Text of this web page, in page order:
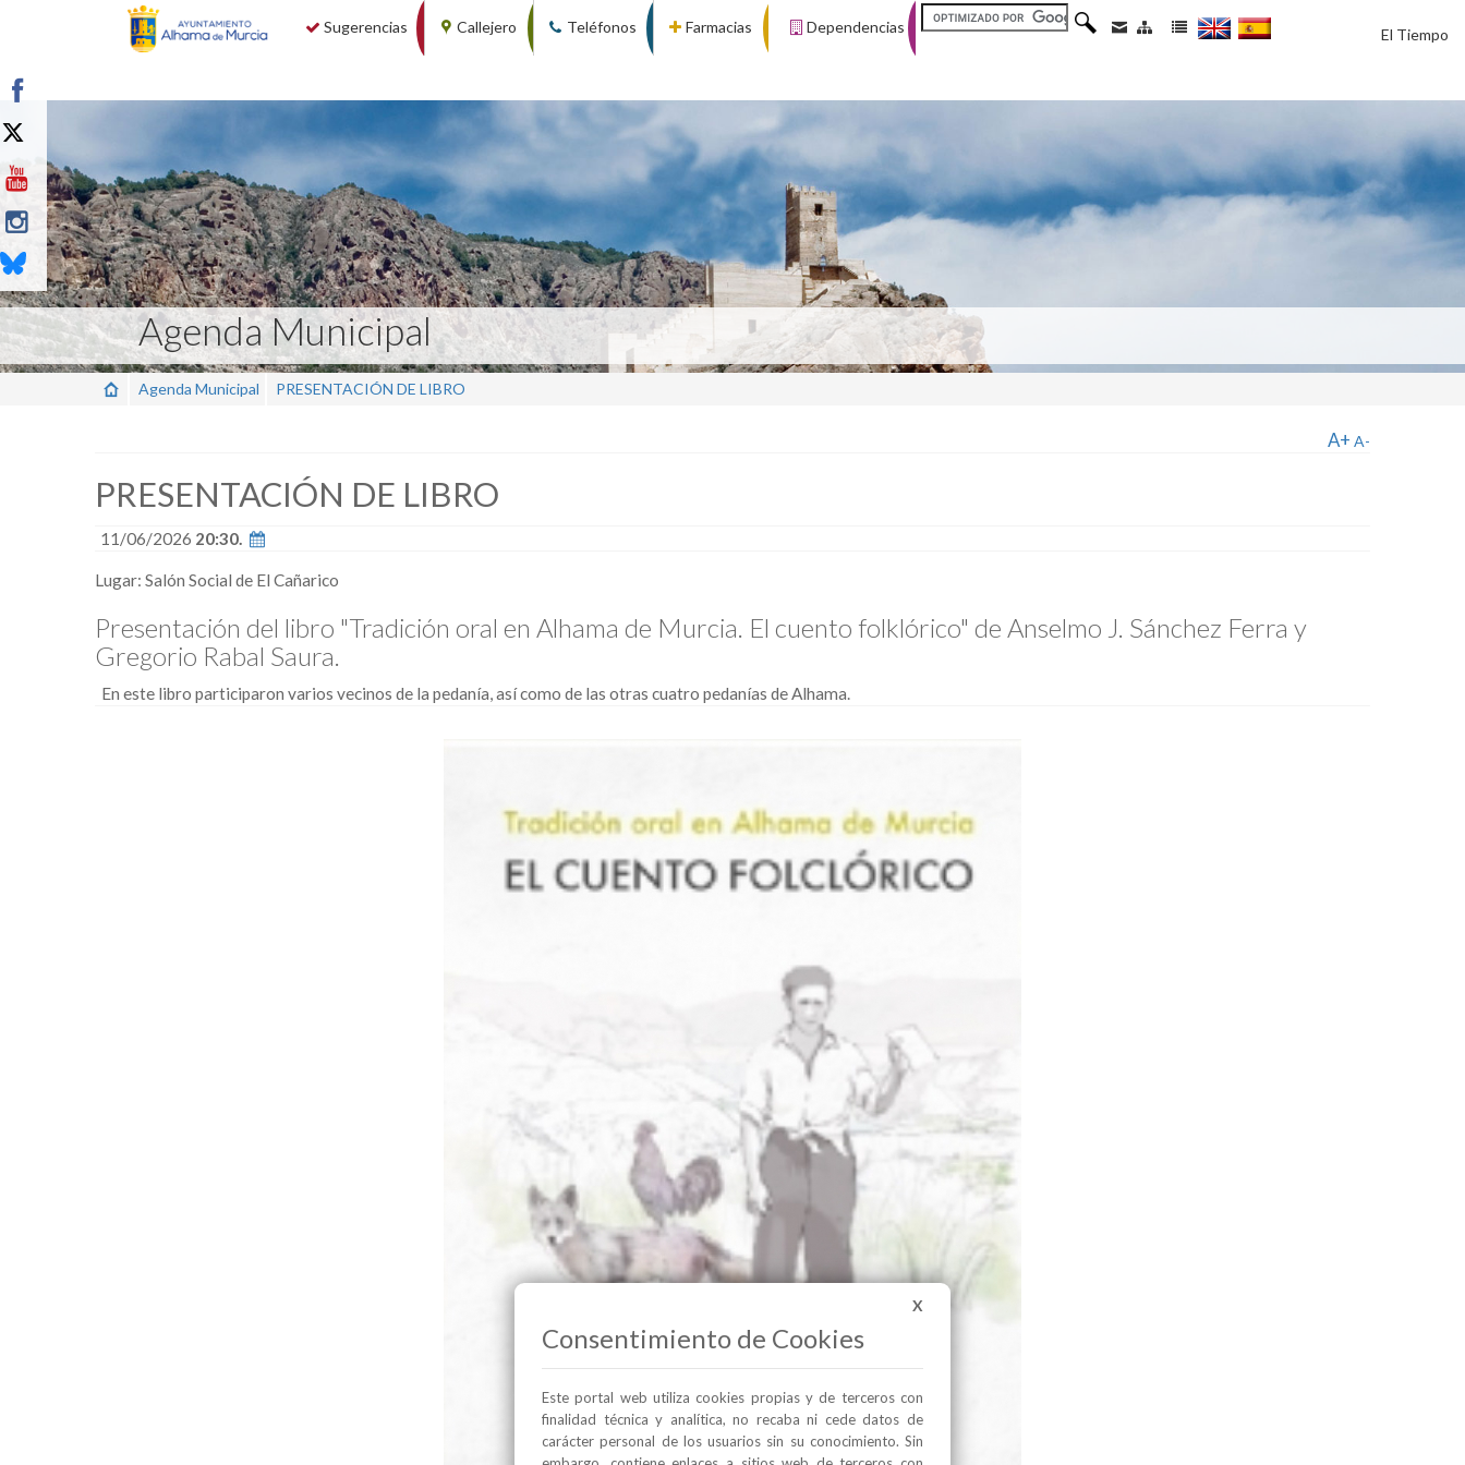
Sugerencias Callejero Teléfonos Farmacias Dependencias El Tiempo
Agenda Municipal
Agenda Municipal PRESENTACIÓN DE LIBRO
A+ A-
PRESENTACIÓN DE LIBRO
11/06/2026 20:30.
Lugar: Salón Social de El Cañarico
Presentación del libro "Tradición oral en Alhama de Murcia. El cuento folklórico" de Anselmo J. Sánchez Ferra y
Gregorio Rabal Saura.
En este libro participaron varios vecinos de la pedanía, así como de las otras cuatro pedanías de Alhama.
X
Consentimiento de Cookies
Este portal web utiliza cookies propias y de terceros con
finalidad técnica y analítica, no recaba ni cede datos de
carácter personal de los usuarios sin su conocimiento. Sin